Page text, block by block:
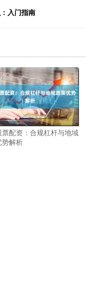
入门指南
配资：合规杠杆与地域
解析